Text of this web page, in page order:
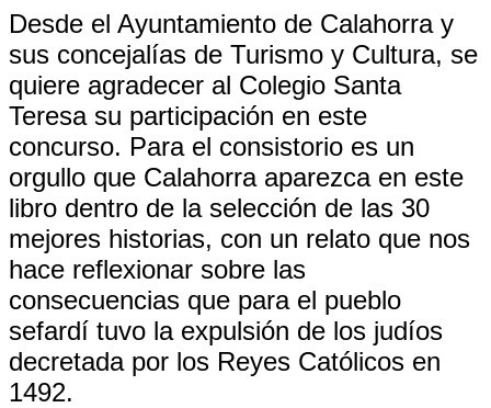
Desde el Ayuntamiento de Calahorra y
sus concejalías de Turismo y Cultura, se
quiere agradecer al Colegio Santa
Teresa su participación en este
concurso. Para el consistorio es un
orgullo que Calahorra aparezca en este
libro dentro de la selección de las 30
mejores historias, con un relato que nos
hace reflexionar sobre las
consecuencias que para el pueblo
sefardí tuvo la expulsión de los judíos
decretada por los Reyes Católicos en
1492.